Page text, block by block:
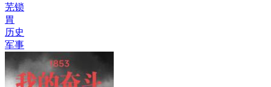
芜锁
胃
历史
军事